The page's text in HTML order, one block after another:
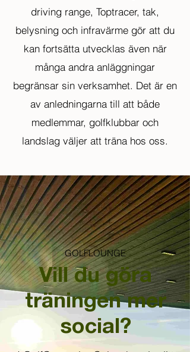
driving range, Toptracer, tak,
belysning och infravärme gör att du
kan fortsätta utvecklas även när
många andra anläggningar
begränsar sin verksamhet. Det är en
av anledningarna till att både
medlemmar, golfklubbar och
landslag väljer att träna hos oss.
GOLFLOUNGE
Vill du göra
träningen mer
social?